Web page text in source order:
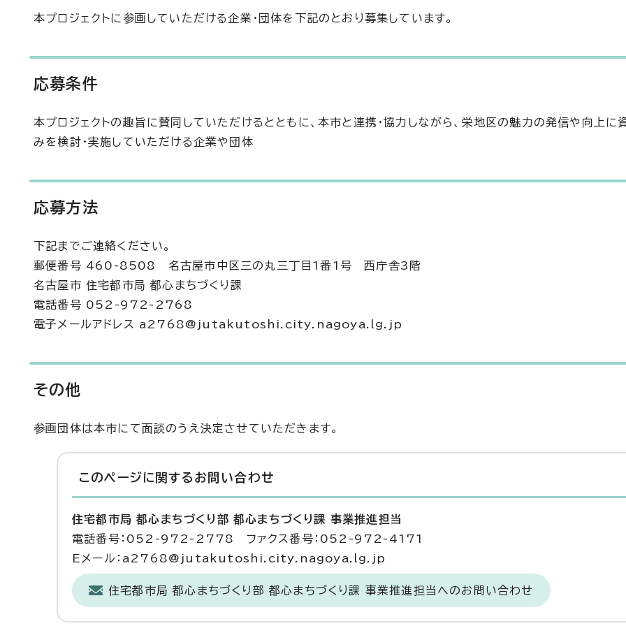
本プロジェクトに参画していただける企業・団体を下記のとおり募集しています。
応募条件
本プロジェクトの趣旨に賛同していただけるとともに、本市と連携・協力しながら、栄地区の魅力の発信や向上に
みを検討・実施していただける企業や団体
応募方法
下記までご連絡ください。
郵便番号 460-8508 名古屋市中区三の丸三丁目1番1号 西庁舎3階
名古屋市 住宅都市局 都心まちづくり課
電話番号 052-972-2768
電子メールアドレス a2768@jutakutoshi.city.nagoya.lg.jp
その他
参画団体は本市にて面談のうえ決定させていただきます。
このページに関する お問い合わせ
住宅都市局 都心まちづくり部 都心まちづくり課 事業推進担当
電話番号：052-972-2778 ファクス番号：052-972-4171
Eメール：a2768@jutakutoshi.city.nagoya.lg.jp
住宅都市局 都心まちづくり部 都心まちづくり課 事業推進担当へのお問い合わせ